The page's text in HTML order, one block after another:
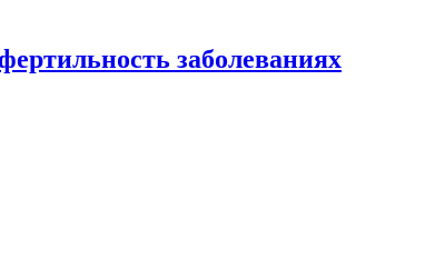
заболеваниях